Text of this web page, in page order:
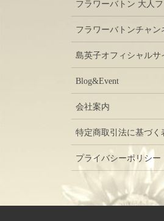
フラワーバトン 大人
フラワーバトンチャン
島英子オフィシャルサ
Blog&Event
会社案内
特定商取引法に基づく
プライバシーポリシー